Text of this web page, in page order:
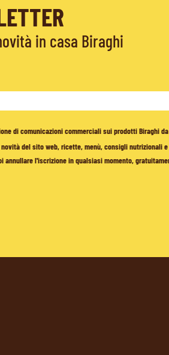
in casa Biraghi
di comunicazioni commerciali sui prodotti Biraghi
del sito web, ricette, menù, consigli nutrizionali
annullare l'iscrizione in qualsiasi momento,